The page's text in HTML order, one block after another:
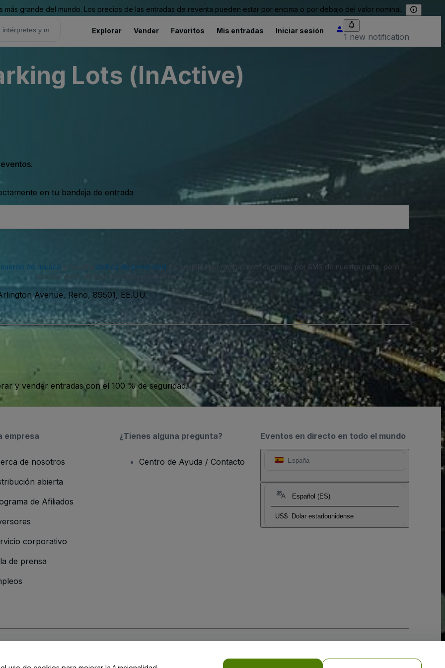
grande del mundo. Los precios de las entradas de reventa pueden estar por encima o por debajo del valor nominal.
Explorar Vender Favoritos Mis entradas Iniciar sesión
1 new notification
Lots (InActive)
en tu bandeja de entrada
de usuario política de privacidad
. Es posible que recibas notificaciones por SMS de nuestra parte, pero
puedes darte de baja en cualquier momento.
Avenue, Reno, 89501, EE.UU.
y vender entradas con el 100 % de seguridad.
Eventos en directo en todo el mundo
España
Español (ES)
US$ Dolar estadounidense
empresa
de nosotros
abierta
de Afiliados
corporativo
de prensa
¿Tienes alguna pregunta?
Centro de Ayuda / Contacto
y de laPolítica de Privacidad para Móviles